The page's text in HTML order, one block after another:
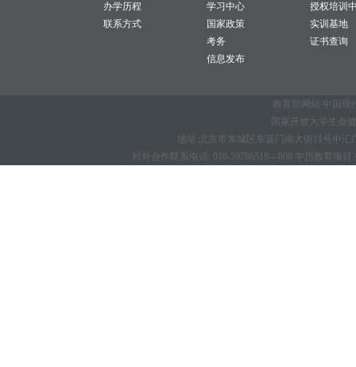
办学历程
联系方式
学习中心
国家政策
考务
信息发布
授权培训
实训基地
证书查询
教育部网站 中国现
国家开放大学生命
地址:北京市东城区东直门南大街11号中汇
对外合作联系电话: 010-59786518—808 学历教育项